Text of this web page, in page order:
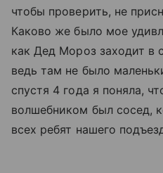
чтобы проверить, не
Каково же было мое
как Дед Мороз заходит в
ведь там не было
спустя 4 года я поняла,
волшебником был сосед,
всех ребят нашего